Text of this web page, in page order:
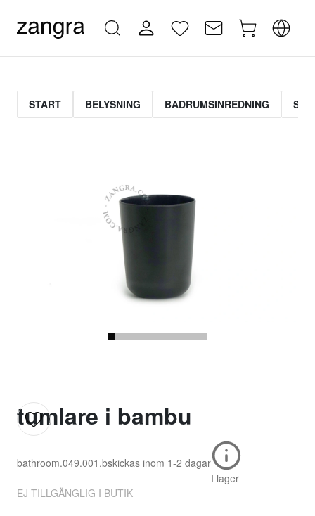
START BELYSNING BADRUMSINREDNING
tumlare i bambu
bathroom.049.001.bskickas inom 1-2 dagar
I lager
EJ TILLGÄNGLIG I BUTIK